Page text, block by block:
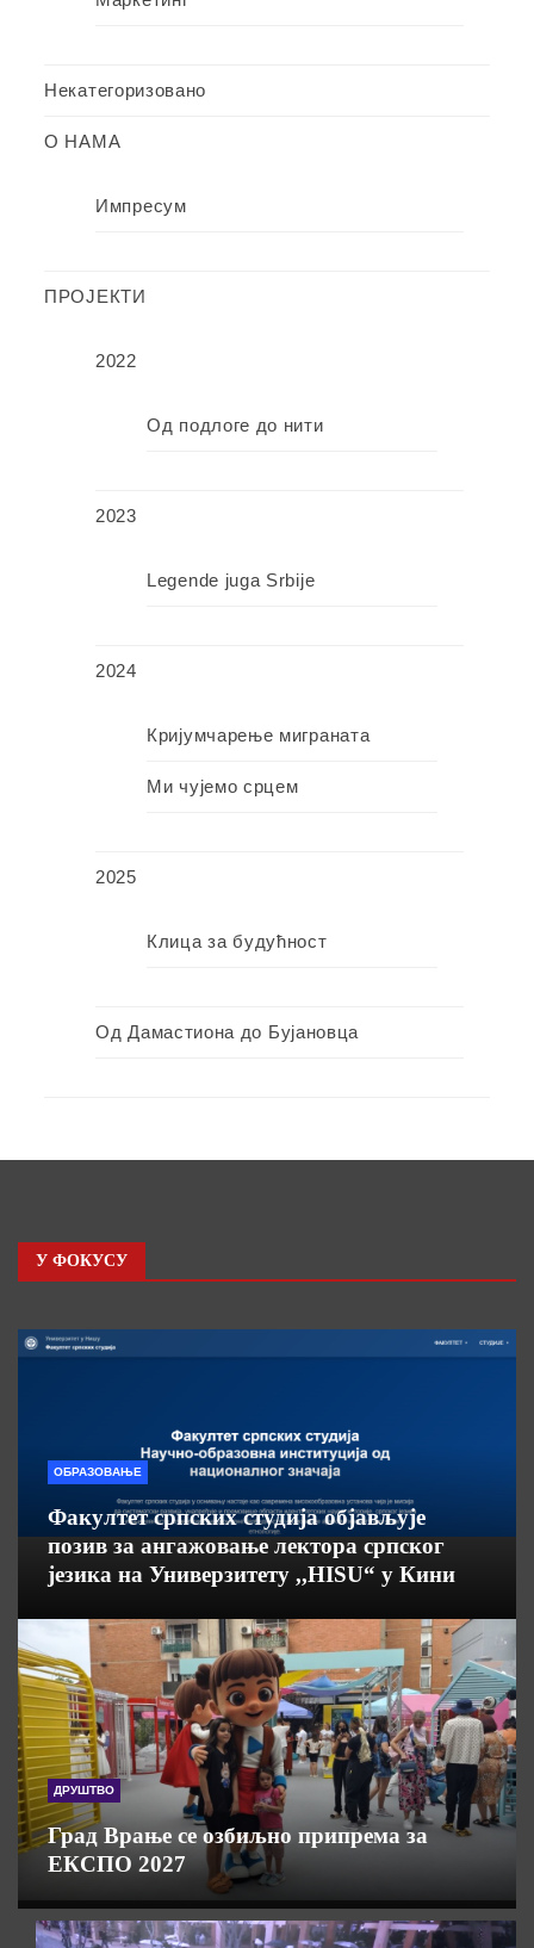
Некатегоризовано
О НАМА
Импресум
ПРОЈЕКТИ
2022
Од подлоге до нити
2023
Legende juga Srbije
2024
Кријумчарење миграната
Ми чујемо срцем
2025
Клица за будућност
Од Дамастиона до Бујановца
У ФОКУСУ
ОБРАЗОВАЊЕ
Факултет српских студија објављује
позив за ангажовање лектора српског
језика на Универзитету ,,HISU“ у Кини
ДРУШТВО
Град Врање се озбиљно припрема за
ЕКСПО 2027